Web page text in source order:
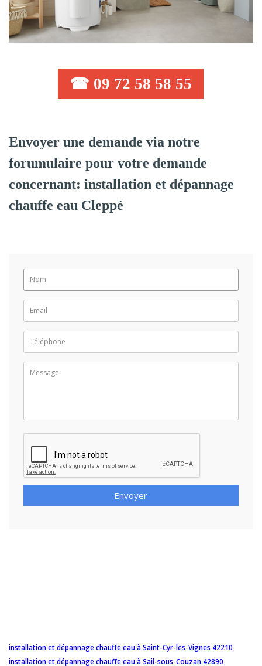
☎ 09 72 58 58 55
Envoyer une demande via notre
forumulaire pour votre demande
concernant: installation et dépannage
chauffe eau Cleppé
Envoyer
installation et dépannage chauffe eau à Saint-Cyr-les-Vignes 42210
installation et dépannage chauffe eau à Sail-sous-Couzan 42890